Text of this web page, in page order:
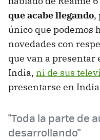
que acabe llegando,
único que podemos
novedades con
que van a
India, ni de sus
presentarse en
"Toda la parte de
desarrollando"